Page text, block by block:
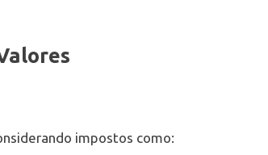
impostos como: